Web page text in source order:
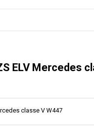
ELV Mercedes
classe V W447